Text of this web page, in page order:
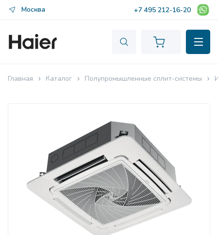
Москва +7 495 212-16-20
Главная Каталог Полупромышленные сплит-системы